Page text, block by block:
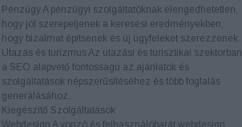
PénzügyA pénzügyi szolgáltatóknak elengedhetetlen,
hogy jól szerepeljenek a keresési eredményekben,
hogy bizalmat építsenek és új ügyfeleket szerezzenek.
Utazás és turizmusAz utazási és turisztikai szektorban
a SEO alapvető fontosságú az ajánlatok és
szolgáltatások népszerűsítéséhez és több foglalás
generálásához.
Kiegészítő Szolgáltatások
Webdesign A vonzó és felhasználóbarát webdesign